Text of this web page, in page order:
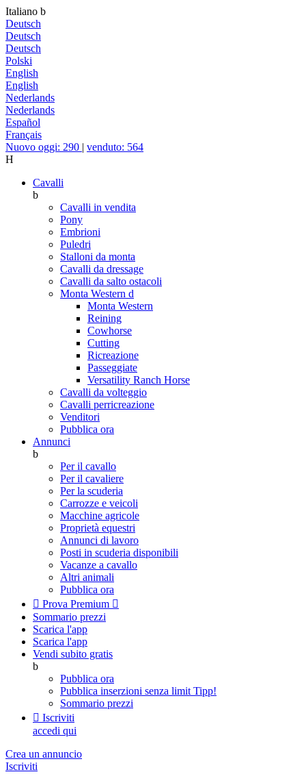
Italiano b
Deutsch
Deutsch
Deutsch
Polski
English
English
Nederlands
Nederlands
Español
Français
Nuovo oggi: 290 | venduto: 564
H
Cavalli
b
Cavalli in vendita
Pony
Embrioni
Puledri
Stalloni da monta
Cavalli da dressage
Cavalli da salto ostacoli
Monta Western d
Monta Western
Reining
Cowhorse
Cutting
Ricreazione
Passeggiate
Versatility Ranch Horse
Cavalli da volteggio
Cavalli perricreazione
Venditori
Pubblica ora
Annunci
b
Per il cavallo
Per il cavaliere
Per la scuderia
Carrozze e veicoli
Macchine agricole
Proprietà equestri
Annunci di lavoro
Posti in scuderia disponibili
Vacanze a cavallo
Altri animali
Pubblica ora
 Prova Premium 
Sommario prezzi
Scarica l'app
Scarica l'app
Vendi subito gratis
b
Pubblica ora
Pubblica inserzioni senza limit Tipp!
Sommario prezzi
 Iscriviti
accedi qui
Crea un annuncio
Iscriviti